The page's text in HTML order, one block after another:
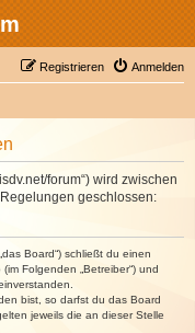
Anmelden
Registrieren
forum“) wird zwischen
geschlossen:
Board“) schließt du einen
Folgenden „Betreiber“) und
bist, so darfst du das Board
jeweils die an dieser Stelle